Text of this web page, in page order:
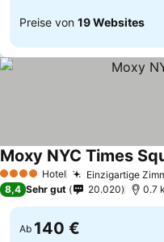
Preise von 19 Websites
4 Sterne Hotel Einzigartige
Moxy NYC Times
8,4 Sehr gut 20.020 0.7
Ab 140 €